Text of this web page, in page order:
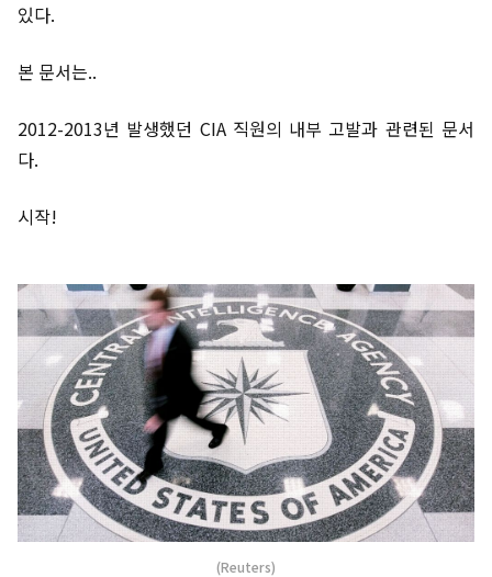
있다.
본 문서는..
2012-2013년 발생했던 CIA 직원의 내부 고발과 관련된 문서
다.
시작!
(Reuters)